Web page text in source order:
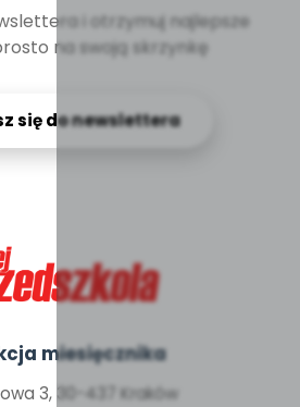
i otrzymuj najlepsze
na swoją skrzynkę
się do newslettera
miesięcznika
3, 30-437 Kraków